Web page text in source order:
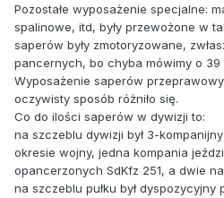
Pozostałe wyposażenie specjalne:
spalinowe, itd, były przewożone w
saperów były zmotoryzowane,
pancernych, bo chyba mówimy o 39
Wyposażenie saperów
oczywisty sposób różniło się.
Co do ilości saperów w dywizji to:
na szczeblu dywizji był 3-
okresie wojny, jedna kompania
opancerzonych SdKfz 251, a dwie
na szczeblu pułku był dyspozycyjny